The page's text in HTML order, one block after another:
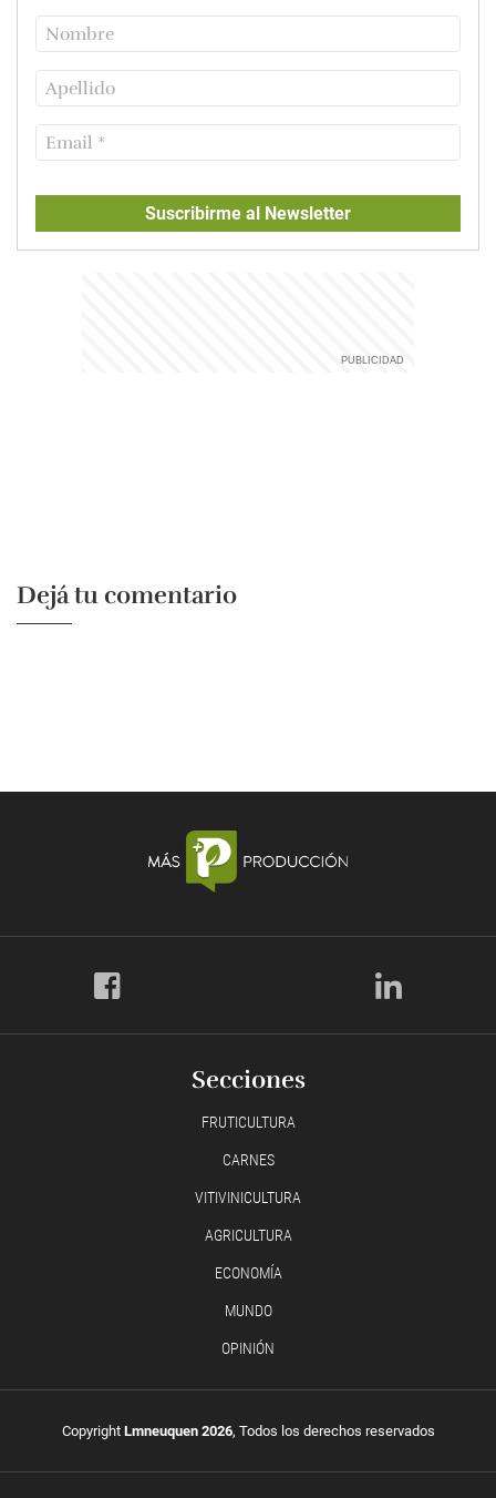
Suscribirme al Newsletter
Dejá tu comentario
Secciones
FRUTICULTURA
CARNES
VITIVINICULTURA
AGRICULTURA
ECONOMÍA
MUNDO
OPINIÓN
Copyright Lmneuquen 2026, Todos los derechos reservados